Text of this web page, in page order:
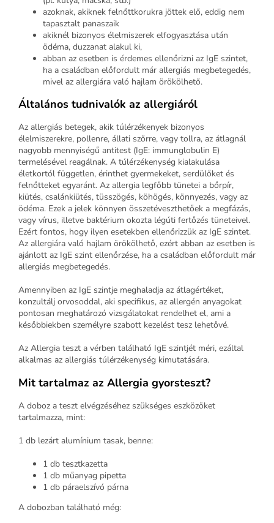
azoknak, akiknek felnőttkorukra jöttek elő, eddig nem
tapasztalt panaszaik
akiknél bizonyos élelmiszerek elfogyasztása után
ödéma, duzzanat alakul ki,
abban az esetben is érdemes ellenőrizni az IgE szintet,
ha a családban előfordult már allergiás megbetegedés,
mivel az allergiára való hajlam örökölhető.
Általános tudnivalók az allergiáról
Az allergiás betegek, akik túlérzékenyek bizonyos
élelmiszerekre, pollenre, állati szőrre, vagy tollra, az átlagnál
nagyobb mennyiségű antitest (IgE: immunglobulin E)
termelésével reagálnak. A túlérzékenység kialakulása
életkortól független, érinthet gyermekeket, serdülőket és
felnőtteket egyaránt. Az allergia legfőbb tünetei a bőrpír,
kiütés, csalánkiütés, tüsszögés, köhögés, könnyezés, vagy az
ödéma. Ezek a jelek könnyen összetéveszthetőek a megfázás,
vagy vírus, illetve baktérium okozta légúti fertőzés tüneteivel.
Ezért fontos, hogy ilyen esetekben ellenőrizzük az IgE szintet.
Az allergiára való hajlam örökölhető, ezért abban az esetben is
ajánlott az IgE szint ellenőrzése, ha a családban előfordult már
allergiás megbetegedés.
Amennyiben az IgE szintje meghaladja az átlagértéket,
konzultálj orvosoddal, aki specifikus, az allergén anyagokat
pontosan meghatározó vizsgálatokat rendelhet el, ami a
későbbiekben személyre szabott kezelést tesz lehetővé.
Az Allergia teszt a vérben található IgE szintjét méri, ezáltal
alkalmas az allergiás túlérzékenység kimutatására.
Mit tartalmaz az Allergia gyorsteszt?
A doboz a teszt elvégzéséhez szükséges eszközöket
tartalmazza, mint:
1 db lezárt alumínium tasak, benne:
1 db tesztkazetta
1 db műanyag pipetta
1 db páraelszívó párna
A dobozban található még: